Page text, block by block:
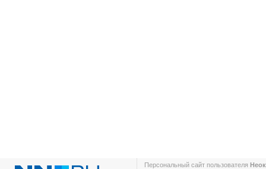
Персональный сайт пользователя